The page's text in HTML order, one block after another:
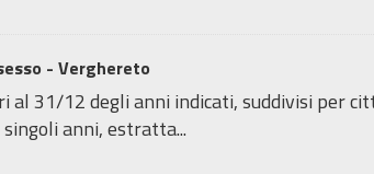
- Verghereto
31/12 degli anni indicati, suddivisi per
anni, estratta...